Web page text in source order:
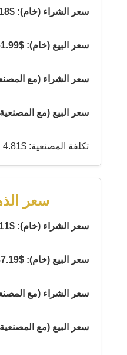
سعر الشراء (خام): $60.18
سعر البيع (خام): $61.99
سعر الشراء (مع
سعر البيع (مع المصنعية):
تكلفة المصنعية: $4.81
سعر
سعر الشراء (خام): $36.11
سعر البيع (خام): $37.19
سعر الشراء (مع
سعر البيع (مع المصنعية):